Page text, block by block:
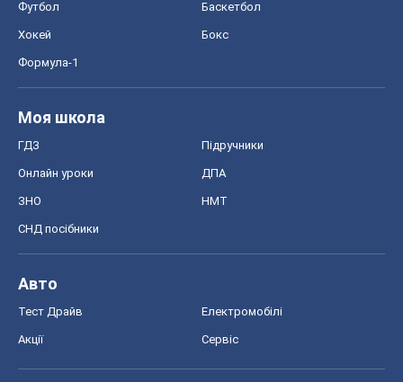
Футбол Баскетбол
Хокей Бокс
Формула-1
Моя школа
ГДЗ Підручники
Онлайн уроки ДПА
ЗНО НМТ
СНД посібники
Авто
Тест Драйв Електромобілі
Акції Сервіс